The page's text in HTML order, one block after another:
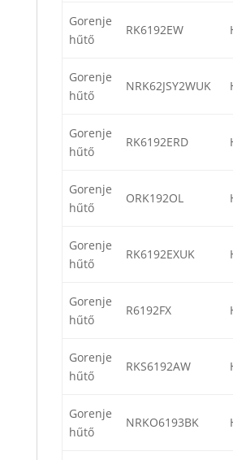
Gorenje
hűtő
RK6192EW
Gorenje
hűtő
NRK62JSY2WUK
Gorenje
hűtő
RK6192ERD
Gorenje
hűtő
ORK192OL
Gorenje
hűtő
RK6192EXUK
Gorenje
hűtő
R6192FX
Gorenje
hűtő
RKS6192AW
Gorenje
hűtő
NRKO6193BK